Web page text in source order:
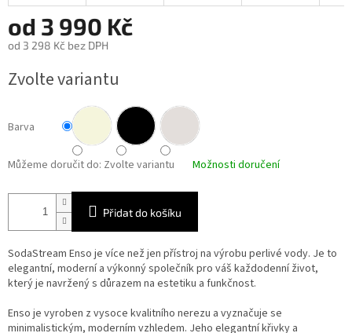
od 3 990 Kč
od 3 298 Kč bez DPH
cena:
Zvolte variantu
Barva
Můžeme doručit do: Zvolte variantu Možnosti doručení
Přidat do košíku
SodaStream Enso je více než jen přístroj na výrobu perlivé vody. Je to
elegantní, moderní a výkonný společník pro váš každodenní život,
který je navržený s důrazem na estetiku a funkčnost.
Enso je vyroben z vysoce kvalitního nerezu a vyznačuje se
minimalistickým, moderním vzhledem. Jeho elegantní křivky a